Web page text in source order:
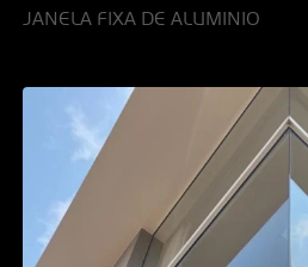
JANELA FIXA DE ALUMINIO